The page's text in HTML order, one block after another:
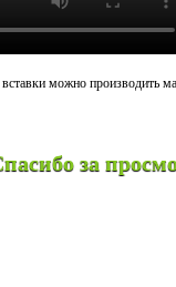
можно производить
просмотр! Не